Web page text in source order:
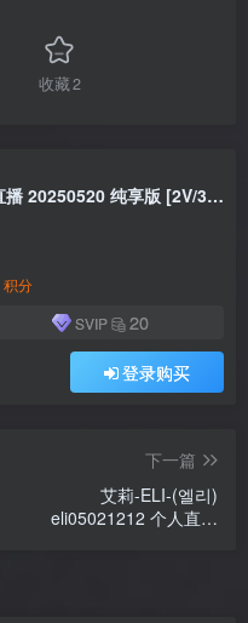
收藏2
艾莉-ELI-(엘리) eli05021212 个人直播 20250520 纯享版 [2V/3.41G]
积分
SVIP 20
登录购买
下一篇
艾莉-ELI-(엘리)
eli05021212 个人直播